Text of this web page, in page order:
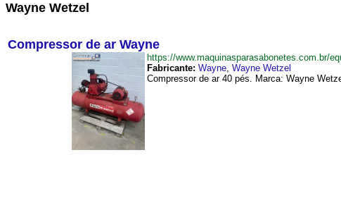
Wayne Wetzel
Compressor de ar Wayne
https://www.maquinasparasabonetes.com.br/
Fabricante: Wayne, Wayne Wetzel
Compressor de ar 40 pés. Marca: Wayne